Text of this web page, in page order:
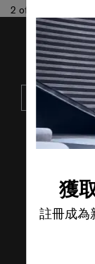
獲
註冊成為
2 of